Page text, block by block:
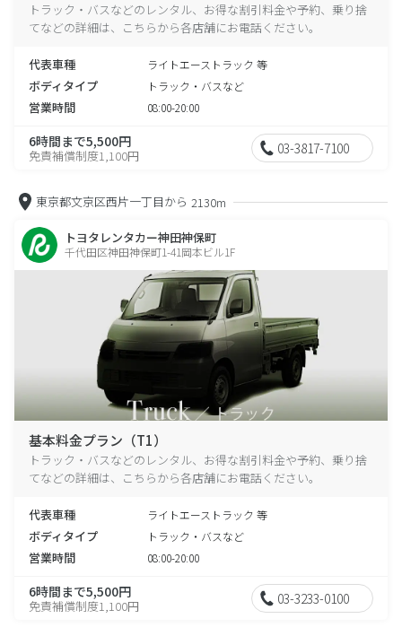
トラック・バスなどのレンタル、お得な割引料金や予約、乗り捨
てなどの詳細は、こちらから各店舗にお電話ください。
代表車種 ライトエーストラック 等
ボディタイプ トラック・バスなど
営業時間 08:00-20:00
6時間まで5,500円
免責補償制度1,100円 03-3817-7100
東京都文京区西片一丁目から 2130m
トヨタレンタカー神田神保町
千代田区神田神保町1-41岡本ビル1F
基本料金プラン（T1）
トラック・バスなどのレンタル、お得な割引料金や予約、乗り捨
てなどの詳細は、こちらから各店舗にお電話ください。
代表車種 ライトエーストラック 等
ボディタイプ トラック・バスなど
営業時間 08:00-20:00
6時間まで5,500円
免責補償制度1,100円 03-3233-0100